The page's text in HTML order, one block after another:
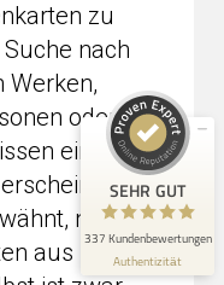
zu
nach
Werken,
oder
eine
nimmt
aus
SEHR GUT
337 Kundenbewertungen
Authentizität
Empfehlungen auf
198
Bewertungen auf
ProvenExpert.com
3
Profil werfen
3.8.2026